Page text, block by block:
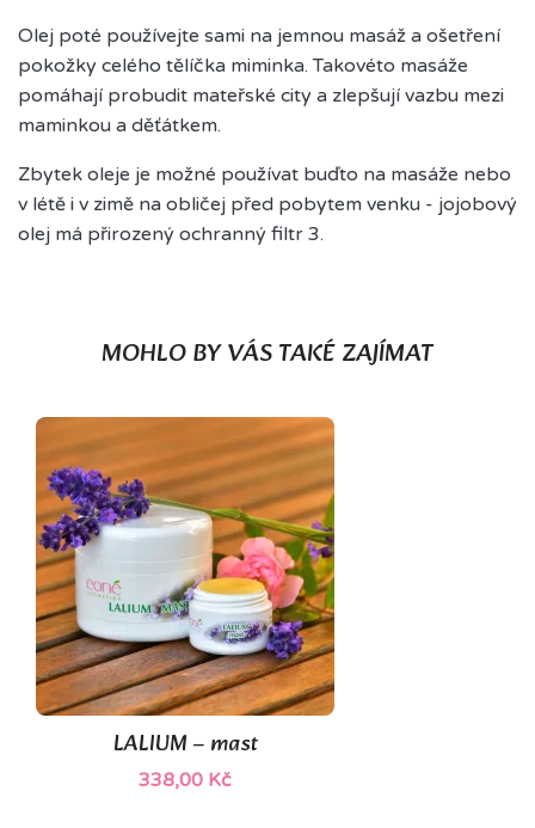
Olej poté používejte sami na jemnou masáž a ošetření
pokožky celého tělíčka miminka. Takovéto masáže
pomáhají probudit mateřské city a zlepšují vazbu mezi
maminkou a děťátkem.
Zbytek oleje je možné používat buďto na masáže nebo
v létě i v zimě na obličej před pobytem venku - jojobový
olej má přirozený ochranný filtr 3.
MOHLO BY VÁS TAKÉ ZAJÍMAT
LALIUM – mast
338,00 Kč
(1)